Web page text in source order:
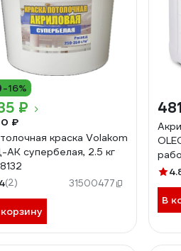
-16%
₽
₽
краска Volakom
АК супербелая, 2.5 кг
4(2) 31500477
В